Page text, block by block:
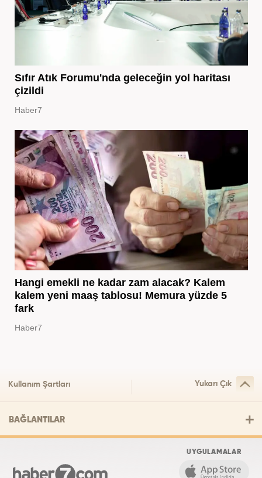
Sıfır Atık Forumu'nda geleceğin yol haritası
çizildi
Haber7
Hangi emekli ne kadar zam alacak? Kalem
kalem yeni maaş tablosu! Memura yüzde 5
fark
Haber7
Kullanım Şartları Yukarı Çık
BAĞLANTILAR
UYGULAMALAR